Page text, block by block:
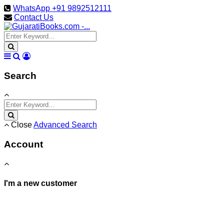
WhatsApp +91 9892512111
Contact Us
Search
CloseAdvanced Search
Account
I'm a new customer